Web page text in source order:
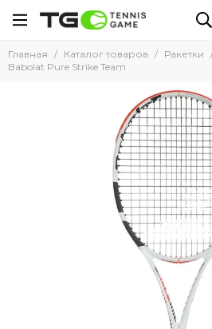
Главная Каталог товаров Ракетки
Babolat Pure Strike Team